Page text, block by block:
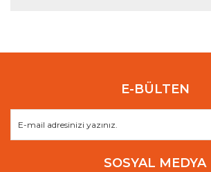
E-BÜLTEN
SOSYAL MEDYA